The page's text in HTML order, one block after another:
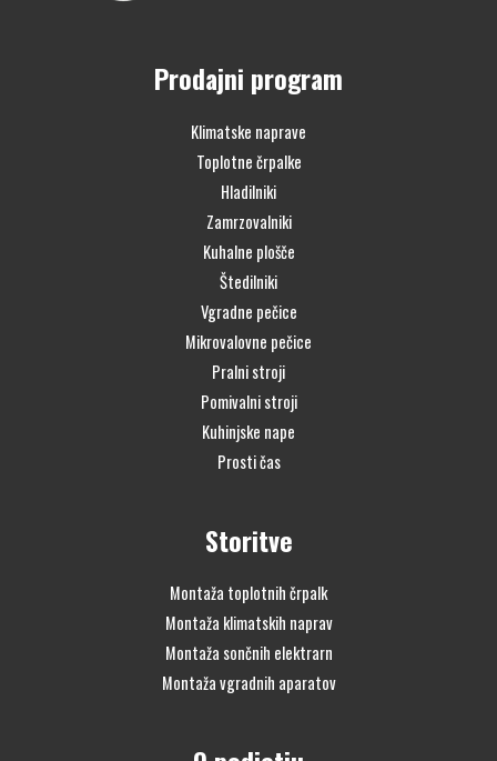
Prodajni program
Klimatske naprave
Toplotne črpalke
Hladilniki
Zamrzovalniki
Kuhalne plošče
Štedilniki
Vgradne pečice
Mikrovalovne pečice
Pralni stroji
Pomivalni stroji
Kuhinjske nape
Prosti čas
Storitve
Montaža toplotnih črpalk
Montaža klimatskih naprav
Montaža sončnih elektrarn
Montaža vgradnih aparatov